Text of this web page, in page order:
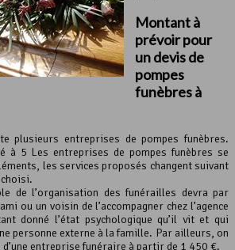
Montant à
prévoir pour
un devis de
pompes
funèbresà
plusieurs entreprises de pompes funèbres.
à 5 Les entreprises de pompes funèbres se
les services proposés changent suivant
de l’organisation des funérailles devra par
ou un voisin de l’accompagner chez l’agence
donné l’état psychologique qu’il vit et qui
personne externe à la famille. Par ailleurs, on
entreprise funéraire à partir de 1 450 €.